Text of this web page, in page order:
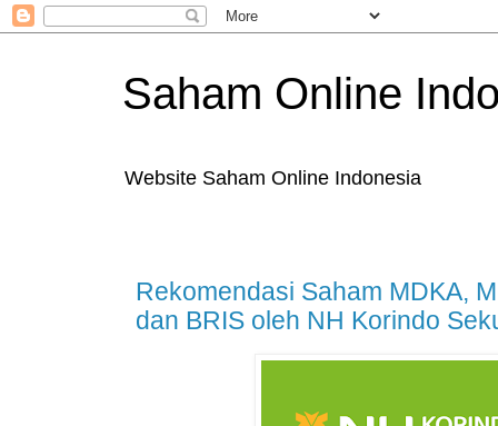
Saham Online
Website Saham Online Indonesia
Rekomendasi Saham MDKA,
dan BRIS oleh NH Korindo